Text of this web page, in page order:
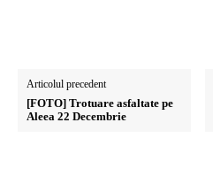
Articolul precedent
[FOTO] Trotuare asfaltate pe
Aleea 22 Decembrie